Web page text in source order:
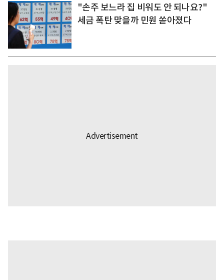
"손주 보느라 집 비워도 안 되나요?"
세금 폭탄 맞을까 민원 쏟아졌다